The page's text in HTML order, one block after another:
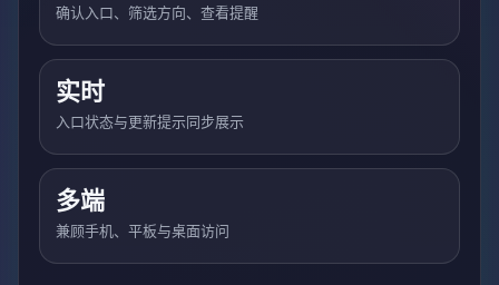
确认入口、筛选方向、查看提醒
实时
入口状态与更新提示同步展示
多端
兼顾手机、平板与桌面访问